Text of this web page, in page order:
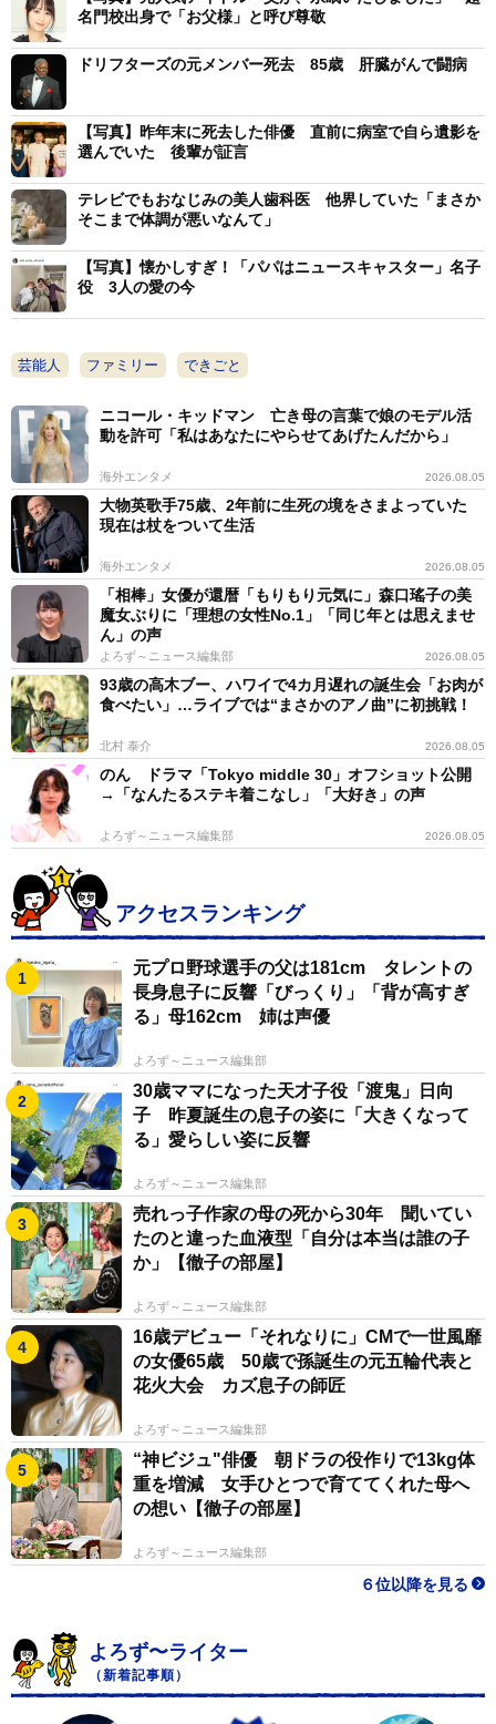
NHK河ドラマ「武田信玄」(1988年）に出演。8歳で帝
国劇場「オリバー！」(1990年）主演。そして12歳で
「人間・失格」(1994年)でいじめの主犯となる生徒役で
話題をさらった。その後、映画「学校Ⅲ」(1998年）で
日本アカデミー賞新人俳優賞など各映画賞を16歳で受賞
した。
2010年、28歳で一度俳優業を引退。その後、芸能界
に復帰。2012年に歌手の中村瑠衣と結婚し、翌年離婚。
2021年に女優の珠居ちづると「結婚していて、子供がい
している。
名門校出身で「お父様」と呼び尊敬
ドリフターズの元メンバー死去 85歳 肝臓がんで闘病
【写真】昨年末に死去した俳優 直前に病室で自ら遺影を
選んでいた 後輩が証言
テレビでもおなじみの美人歯科医 他界していた「まさか
そこまで体調が悪いなんて」
【写真】懐かしすぎ！「パパはニュースキャスター」名子
役 3人の愛の今
芸能人 ファミリー できごと
ニコール・キッドマン 亡き母の言葉で娘のモデル活
動を許可「私はあなたにやらせてあげたんだから」
海外エンタメ 2026.08.05
大物英歌手75歳、2年前に生死の境をさまよっていた
現在は杖をついて生活
海外エンタメ 2026.08.05
「相棒」女優が還暦「もりもり元気に」森口瑤子の美
魔女ぶりに「理想の女性No.1」「同じ年とは思えませ
ん」の声
よろず～ニュース編集部 2026.08.05
93歳の高木ブー、ハワイで4カ月遅れの誕生会「お肉が
食べたい」…ライブでは“まさかのアノ曲”に初挑戦！
北村 泰介 2026.08.05
のん ドラマ「Tokyo middle 30」オフショット公開
→「なんたるステキ着こなし」「大好き」の声
よろず～ニュース編集部 2026.08.05
アクセスランキング
元プロ野球選手の父は181cm タレントの
長身息子に反響「びっくり」「背が高すぎ
る」母162cm 姉は声優
よろず～ニュース編集部
30歳ママになった天才子役「渡鬼」日向
子 昨夏誕生の息子の姿に「大きくなって
る」愛らしい姿に反響
よろず～ニュース編集部
売れっ子作家の母の死から30年 聞いてい
たのと違った血液型「自分は本当は誰の子
か」【徹子の部屋】
よろず～ニュース編集部
16歳デビュー「それなりに」CMで一世風靡
の女優65歳 50歳で孫誕生の元五輪代表と
花火大会 カズ息子の師匠
よろず～ニュース編集部
“神ビジュ"俳優 朝ドラの役作りで13kg体
重を増減 女手ひとつで育ててくれた母へ
の想い【徹子の部屋】
よろず～ニュース編集部
６位以降を見る
よろず〜ライター
（新着記事順）